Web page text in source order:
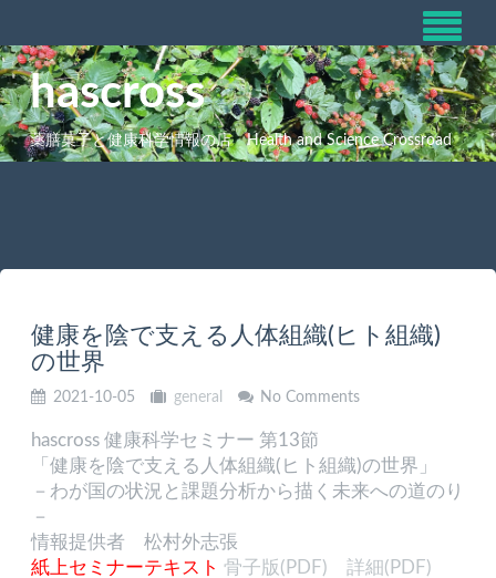
hascross
薬膳菓子と健康科学情報の店 Health and Science Crossroad
健康を陰で支える人体組織(ヒト組織)
の世界
2021-10-05 general No Comments
hascross 健康科学セミナー 第13節
「健康を陰で支える人体組織(ヒト組織)の世界」
－わが国の状況と課題分析から描く未来への道のり
－
情報提供者 松村外志張
紙上セミナーテキスト 骨子版(PDF)
詳細(PDF)